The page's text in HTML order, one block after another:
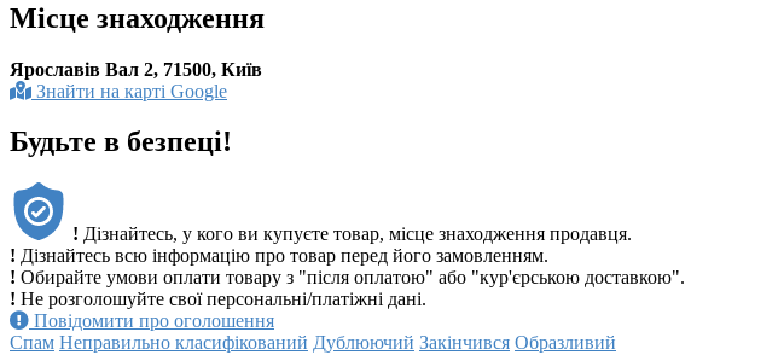
Місце знаходження
Ярославів Вал 2, 71500, Київ
Знайти на карті Google
Будьте в безпеці!
! Дізнайтесь, у кого ви купуєте товар, місце знаходження продавця.
! Дізнайтесь всю інформацію про товар перед його замовленням.
! Обирайте умови оплати товару з "після оплатою" або "кур'єрською доставкою".
! Не розголошуйте свої персональні/платіжні дані.
Повідомити про оголошення
Спам Неправильно класифікований Дублюючий Закінчився Образливий